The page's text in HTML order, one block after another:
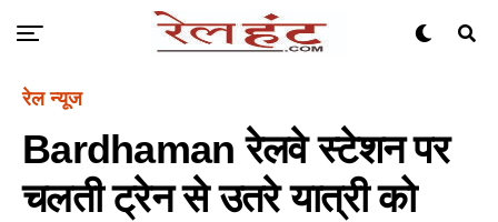
रेल न्यूज
Bardhaman रेलवे स्टेशन पर
चलती ट्रेन से उतरे यात्री को